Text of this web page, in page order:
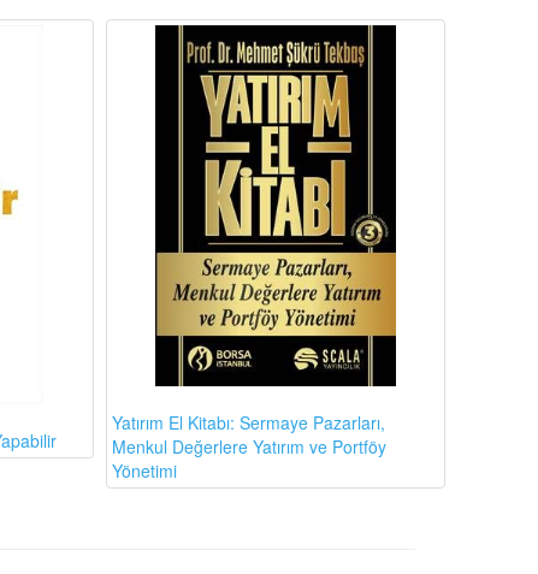
Yatırım El Kitabı: Sermaye Pazarları,
Menkul Değerlere Yatırım ve Portföy
Yönetimi